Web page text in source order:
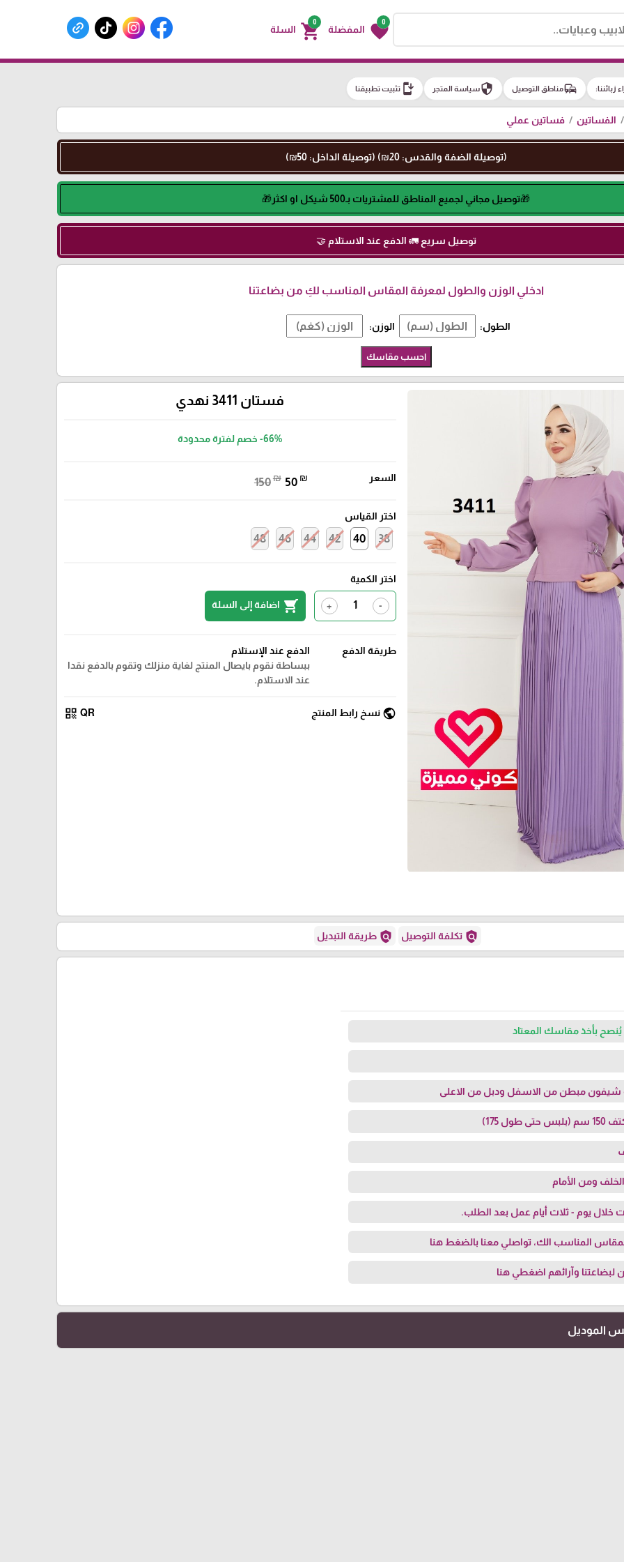
0
favorite المفضلة
0
shopping_cart السلة
زبائننا: commuteمناطق التوصيل securityسياسة المتجر install_mobileتثبيت تطبيقنا
الفساتين فساتين عملي
(توصيلة الضفة والقدس: 20₪) (توصيلة الداخل: 50₪)
🎁توصيل مجاني لجميع المناطق للمشتريات بـ500 شيكل او اكثر🎁
توصيل سريع 🚛 الدفع عند الاستلام 🤝
ادخلي الوزن والطول لمعرفة المقاس المناسب لكِ من بضاعتنا
الطول: الوزن:
احسب مقاسك
فستان 3411 نهدي
-66%خصم لفترة محدودة
السعر 150₪ 50 ₪
اختر القياس
38
40
42
44
46
48
اختر الكمية
-
+
shopping_cart اضافة إلى السلة
طريقة الدفع
الدفع عند الإستلام
ببساطة نقوم بايصال المنتج لغاية منزلك وتقوم بالدفع نقدا
عند الاستلام.
public نسخ رابط المنتج QR
qr_code
policy تكلفة التوصيل policy طريقة التبديل
يُنصح بأخذ مقاسك المعتاد
مبطن من الاسفل ودبل من الاعلى
175)
ومن الأمام
خلال يوم - ثلاث أيام عمل بعد الطلب.
المناسب الك، تواصلي معنابالضغط هنا
لبضاعتنا وآرائهم اضغطي هنا
الموديل